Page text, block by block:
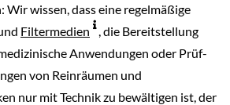
Wir wissen, dass eine regelmäßige
Filtermedien
, die Bereitstellung
Anwendungen oder Prüf-
von Reinräumen und
nur mit Technik zu bewältigen ist, der